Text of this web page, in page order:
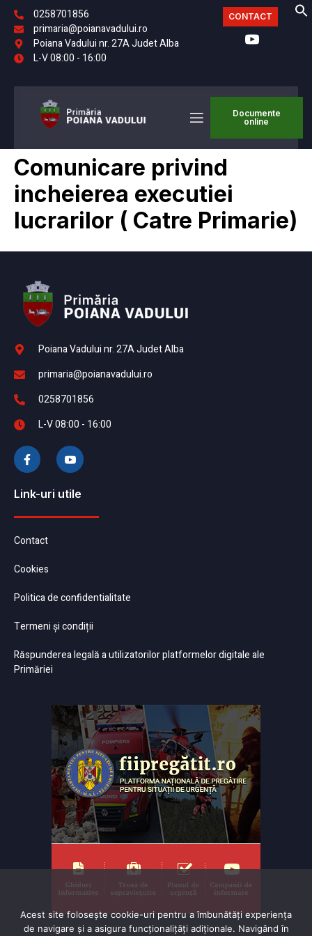
0258701856
primaria@poianavadului.ro
Poiana Vadului nr. 27A Judet Alba
L-V 08:00 - 16:00
CONTACT
Documente
online
Comunicare privind
incheierea executiei
lucrarilor ( Catre Primarie)
Poiana Vadului nr. 27A Judet Alba
primaria@poianavadului.ro
0258701856
L-V 08:00 - 16:00
Link-uri utile
Contact
Cookies
Politica de confidentialitate
Termeni și condiții
Răspunderea legală a utilizatorilor platformelor digitale ale
Primăriei
Acest site folosește cookie-uri pentru a îmbunătăți experiența
de navigare și a asigura funcționalițăți adiționale. Navigând în